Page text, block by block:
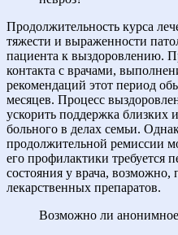
Продолжительность курса
тяжести и выраженности
пациента к выздоровлению.
контакта с врачами,
рекомендаций этот период
месяцев. Процесс
ускорить поддержка близких
больного в делах семьи.
продолжительной ремиссии
его профилактики требуется
состояния у врача,
лекарственных препаратов.
Возможно ли анонимное